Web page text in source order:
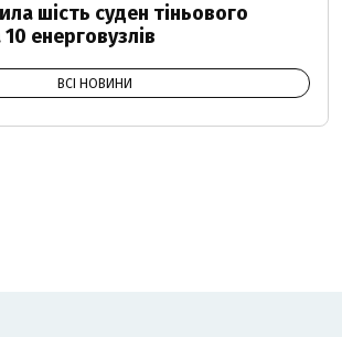
шість суден тіньового
енерговузлів
ВСІ НОВИНИ